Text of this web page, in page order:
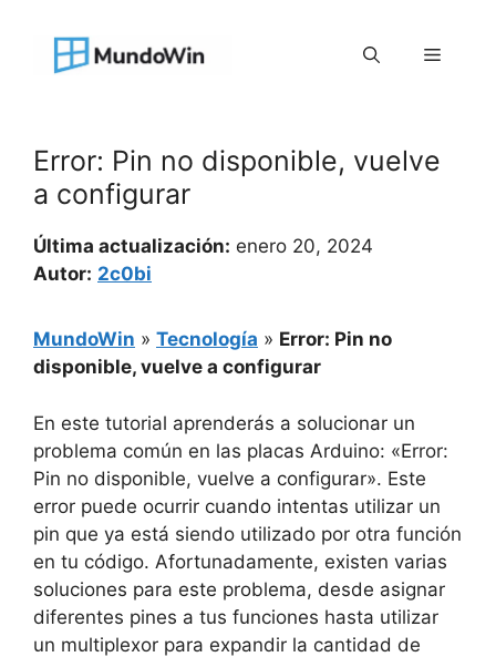
contenido
Menú
Error: Pin no disponible, vuelve
a configurar
Última actualización: enero 20, 2024
Autor: 2c0bi
MundoWin » Tecnología » Error: Pin no
disponible, vuelve a configurar
En este tutorial aprenderás a solucionar un
problema común en las placas Arduino: «Error:
Pin no disponible, vuelve a configurar». Este
error puede ocurrir cuando intentas utilizar un
pin que ya está siendo utilizado por otra función
en tu código. Afortunadamente, existen varias
soluciones para este problema, desde asignar
diferentes pines a tus funciones hasta utilizar
un multiplexor para expandir la cantidad de